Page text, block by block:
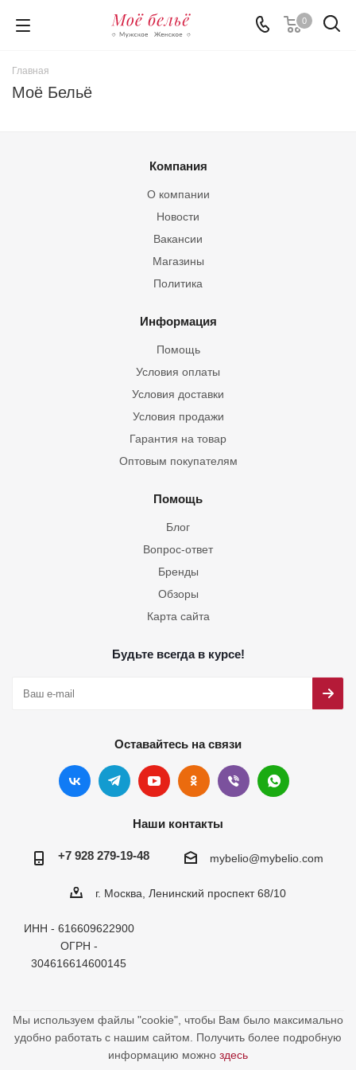
0
Главная
Моё Бельё
Компания
О компании
Новости
Вакансии
Магазины
Политика
Информация
Помощь
Условия оплаты
Условия доставки
Условия продажи
Гарантия на товар
Оптовым покупателям
Помощь
Блог
Вопрос-ответ
Бренды
Обзоры
Карта сайта
Будьте всегда в курсе!
Оставайтесь на связи
Наши контакты
+7 928 279-19-48 mybelio@mybelio.com
г. Москва, Ленинский проспект 68/10
ИНН - 616609622900
ОГРН -
304616614600145
Мы используем файлы "cookie", чтобы Вам было максимально
удобно работать с нашим сайтом. Получить более подробную
информацию можно здесь